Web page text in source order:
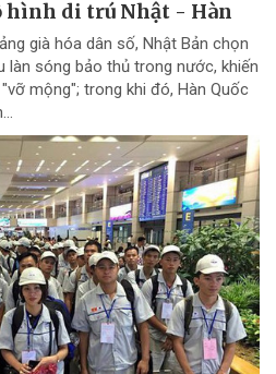
hình di trú Nhật - Hàn
già hóa dân số, Nhật Bản chọn
sóng bảo thủ trong nước, khiến
mộng"; trong khi đó, Hàn Quốc